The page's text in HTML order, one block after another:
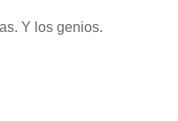
Y los genios.